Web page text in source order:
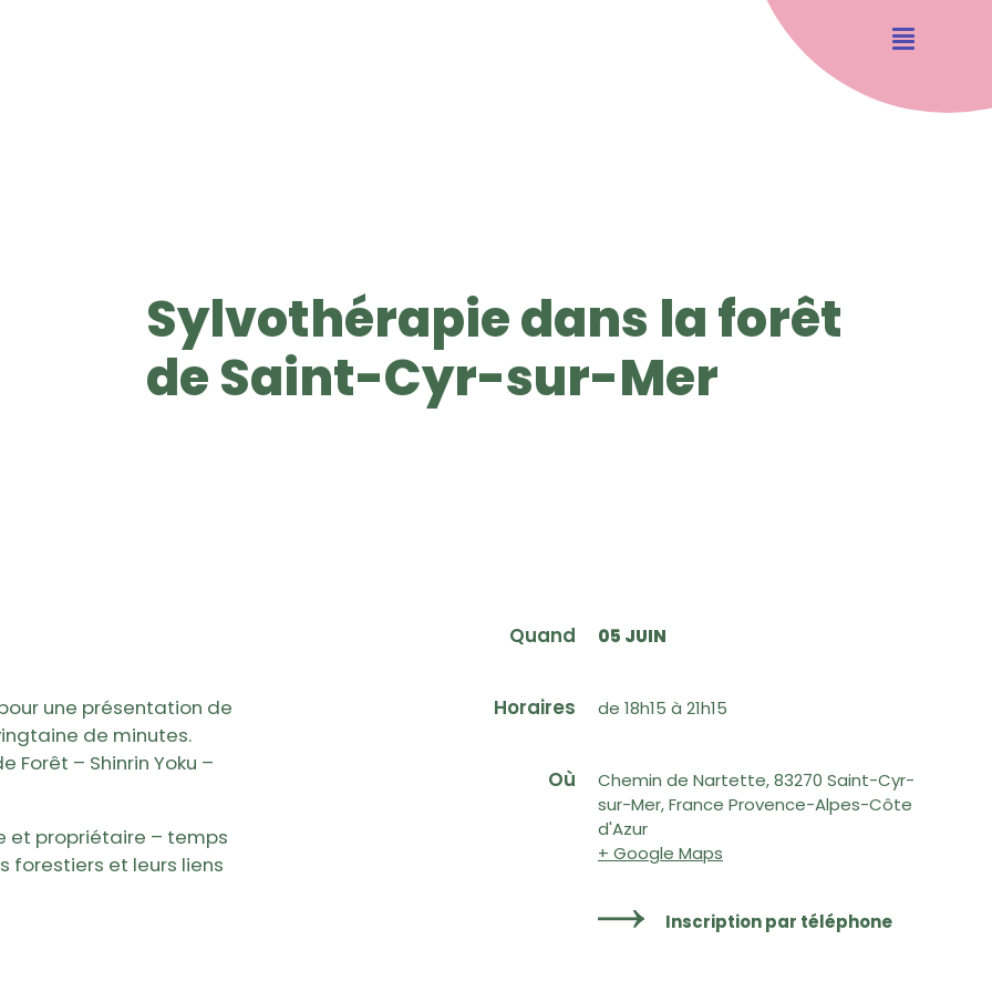
Sylvothérapie dans la forêt
de Saint-Cyr-sur-Mer
une présentation de
de minutes.
Forêt – Shinrin Yoku –
et propriétaire – temps
forestiers et leurs liens
Quand 05 JUIN
Horaires de 18h15 à 21h15
Où
Chemin de Nartette, 83270 Saint-Cyr-
sur-Mer, France Provence-Alpes-Côte
d'Azur
+ Google Maps
Inscription par téléphone